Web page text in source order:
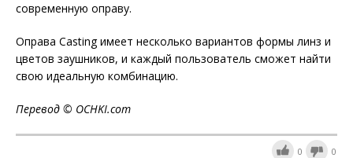
современную оправу.
Оправа Casting имеет несколько вариантов формы линз и
цветов заушников, и каждый пользователь сможет найти
свою идеальную комбинацию.
Перевод © OCHKI.com
0 0